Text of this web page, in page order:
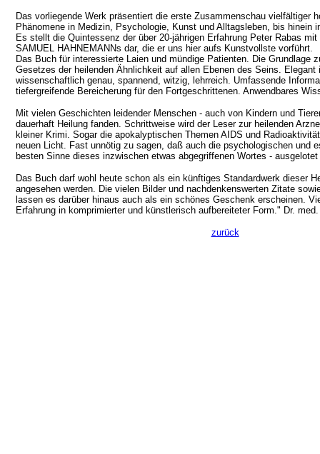
Das vorliegende Werk präsentiert die erste Zusammenschau vielfältiger
Phänomene in Medizin, Psychologie, Kunst und Alltagsleben, bis hinein
Es stellt die Quintessenz der über 20-jährigen Erfahrung Peter Rabas mit
SAMUEL HAHNEMANNs dar, die er uns hier aufs Kunstvollste vorführt.
Das Buch für interessierte Laien und mündige Patienten. Die Grundlage
Gesetzes der heilenden Ähnlichkeit auf allen Ebenen des Seins. Elegant
wissenschaftlich genau, spannend, witzig, lehrreich. Umfassende
tiefergreifende Bereicherung für den Fortgeschrittenen. Anwendbares
Mit vielen Geschichten leidender Menschen - auch von Kindern und
dauerhaft Heilung fanden. Schrittweise wird der Leser zur heilenden
kleiner Krimi. Sogar die apokalyptischen Themen AIDS und
neuen Licht. Fast unnötig zu sagen, daß auch die psychologischen und
besten Sinne dieses inzwischen etwas abgegriffenen Wortes - ausgelotet
Das Buch darf wohl heute schon als ein künftiges Standardwerk dieser
angesehen werden. Die vielen Bilder und nachdenkenswerten Zitate
lassen es darüber hinaus auch als ein schönes Geschenk erscheinen.
Erfahrung in komprimierter und künstlerisch aufbereiteter Form." Dr.
zurück